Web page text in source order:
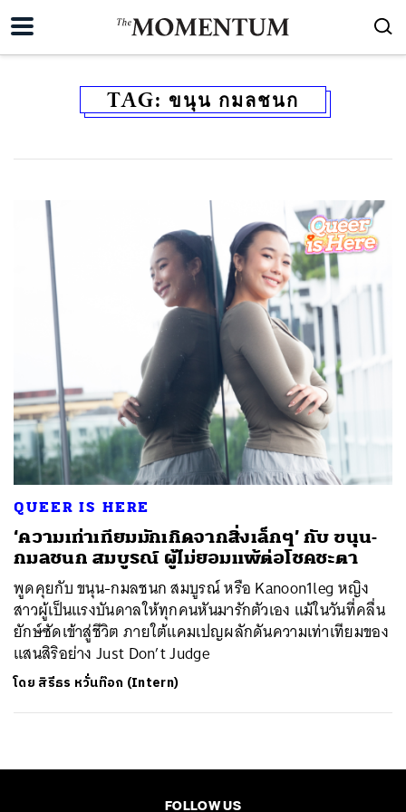
TAG: ขนุน กมลชนก
QUEER IS HERE
‘ความเท่าเทียมมักเกิดจากสิ่งเล็กๆ’ กับ ขนุน-
กมลชนก สมบูรณ์ ผู้ไม่ยอมแพ้ต่อโชคชะตา
พูดคุยกับ ขนุน-กมลชนก สมบูรณ์ หรือ Kanoon1leg หญิง
สาวผู้เป็นแรงบันดาลให้ทุกคนหันมารักตัวเอง แม้ในวันที่คลื่น
ยักษ์ซัดเข้าสู่ชีวิต ภายใต้แคมเปญผลักดันความเท่าเทียมของ
แสนสิริอย่าง Just Don’t Judge
โดย สิรีธร หวั่นท๊อก (Intern)
FOLLOW US
ค้นหา
SHARE TWEET LINE EMAIL